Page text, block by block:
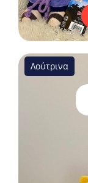
Λούτρινα